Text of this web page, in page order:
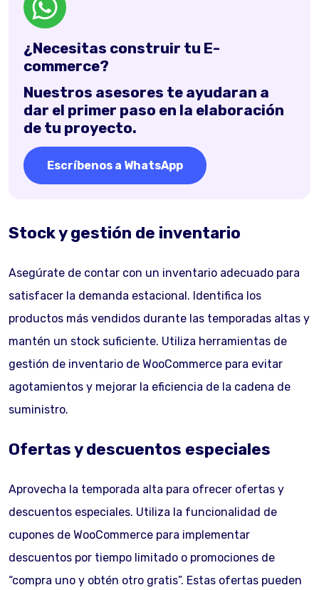
¿Necesitas construir tu E-
commerce?
Nuestros asesores te ayudaran a
dar el primer paso en la elaboración
de tu proyecto.
Escríbenos a WhatsApp
Stock y gestión de inventario
Asegúrate de contar con un inventario adecuado para
satisfacer la demanda estacional. Identifica los
productos más vendidos durante las temporadas altas y
mantén un stock suficiente. Utiliza herramientas de
gestión de inventario de WooCommerce para evitar
agotamientos y mejorar la eficiencia de la cadena de
suministro.
Ofertas y descuentos especiales
Aprovecha la temporada alta para ofrecer ofertas y
descuentos especiales. Utiliza la funcionalidad de
cupones de WooCommerce para implementar
descuentos por tiempo limitado o promociones de
“compra uno y obtén otro gratis”. Estas ofertas pueden